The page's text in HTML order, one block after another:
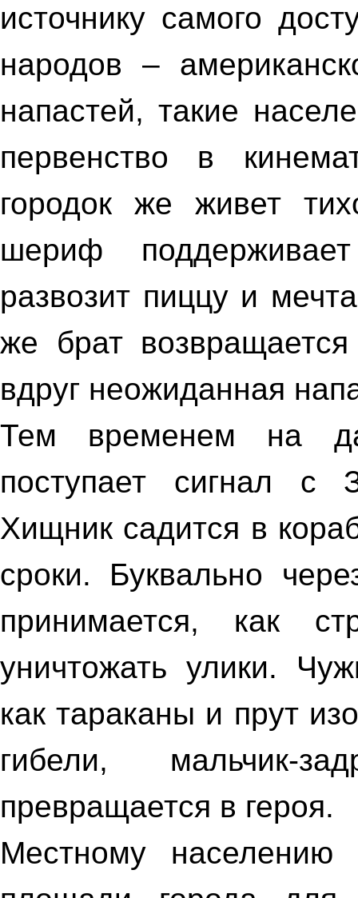
источнику самого
народов –
напастей, такие
первенство в
городок же живет
шериф
развозит пиццу и
же брат
вдруг неожиданная
Тем временем на
поступает сигнал с
Хищник садится в
сроки. Буквально
принимается, как
уничтожать улики.
как тараканы и прут
гибели, мальчик-
превращается в героя.
Местному населению